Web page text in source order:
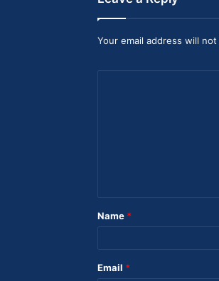
Your email address will
Name *
Email *